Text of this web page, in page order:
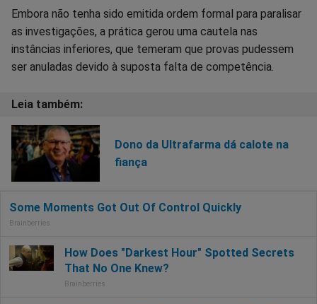
Embora não tenha sido emitida ordem formal para paralisar
as investigações, a prática gerou uma cautela nas
instâncias inferiores, que temeram que provas pudessem
ser anuladas devido à suposta falta de competência.
Dono da Ultrafarma dá calote na
fiança